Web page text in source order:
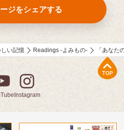
ジをシェアする
しい記憶 Readings -よみもの- 「あな
Instagram